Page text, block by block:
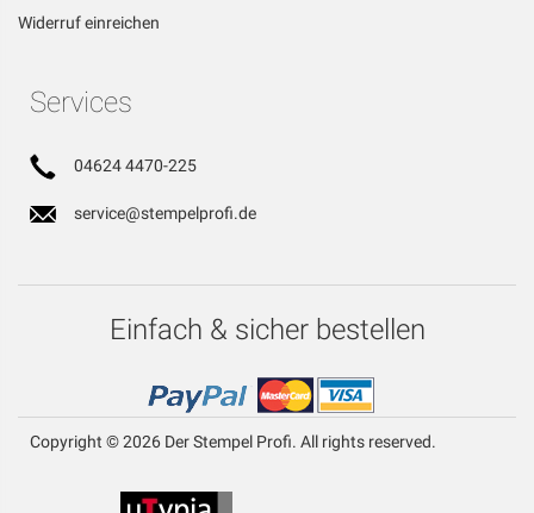
Widerruf einreichen
Services
04624 4470-225
service@stempelprofi.de
Einfach & sicher bestellen
Copyright © 2026 Der Stempel Profi. All rights reserved.